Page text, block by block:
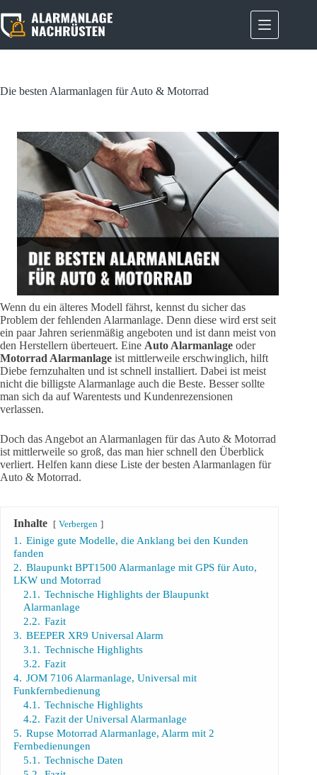
Inhalt
springen
Die besten Alarmanlagen für Auto & Motorrad
Wenn du ein älteres Modell fährst, kennst du sicher das
Problem der fehlenden Alarmanlage. Denn diese wird erst seit
ein paar Jahren serienmäßig angeboten und ist dann meist von
den Herstellern überteuert. Eine Auto Alarmanlage oder
Motorrad Alarmanlage ist mittlerweile erschwinglich, hilft
Diebe fernzuhalten und ist schnell installiert. Dabei ist meist
nicht die billigste Alarmanlage auch die Beste. Besser sollte
man sich da auf Warentests und Kundenrezensionen
verlassen.
Doch das Angebot an Alarmanlagen für das Auto & Motorrad
ist mittlerweile so groß, das man hier schnell den Überblick
verliert. Helfen kann diese Liste der besten Alarmanlagen für
Auto & Motorrad.
Inhalte Verbergen
1. Einige gute Modelle, die Anklang bei den Kunden
fanden
2. Blaupunkt BPT1500 Alarmanlage mit GPS für Auto,
LKW und Motorrad
2.1. Technische Highlights der Blaupunkt
Alarmanlage
2.2. Fazit
3. BEEPER XR9 Universal Alarm
3.1. Technische Highlights
3.2. Fazit
4. JOM 7106 Alarmanlage, Universal mit
Funkfernbedienung
4.1. Technische Highlights
4.2. Fazit der Universal Alarmanlage
5. Rupse Motorrad Alarmanlage, Alarm mit 2
Fernbedienungen
5.1. Technische Daten